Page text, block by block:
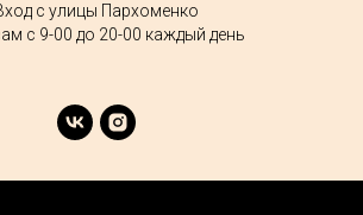
с улицы Пархоменко
с 9-00 до 20-00 каждый день